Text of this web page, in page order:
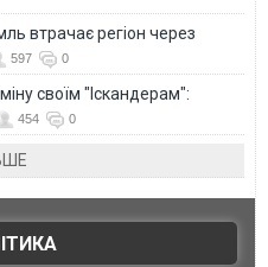
втрачає регіон через
597 0
своїм "Іскандерам":
454 0